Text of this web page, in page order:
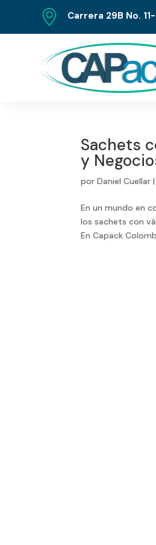
Carrera 29B No.
Sachets
y
porDaniel Cuellar
En un mundo en
los sachets con
En Capack